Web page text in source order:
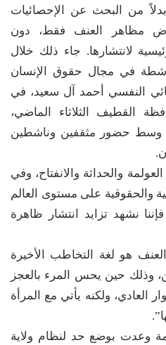
من البحث عن الإحصائيات
مظاهر العنف فقط، دون
لانتشارها. جاء ذلك خلال
في مجال حقوق الإنسان
النفسي أحمد آل سعيد، في
القطيف الثلاثاء الماضي،
وسط حضور مثقفين وناشطين
والحداثة والانفتاح، وفي
والحقوقية على مستوى العالم
نشهد تزايد انتشار ظاهرة
هو لغة التخاطب الأخيرة
وذلك حين يحس المرء بالعجز
العادي، ولكنه يأتي مع المرأة
وعدت بوضع حد لنظام ولاية